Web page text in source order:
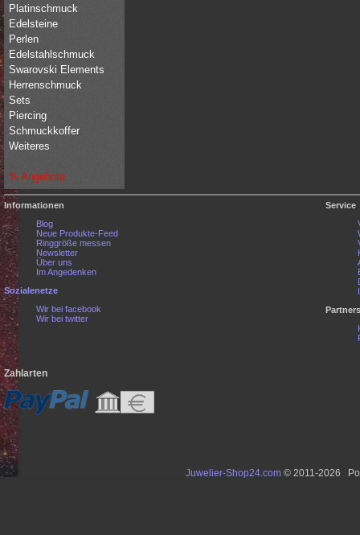
Platinschmuck
Edelsteine
Perlen
Edelstahlschmuck
Swarovski Elements
Herrenschmuck
Sets
Piercing
Schmuckkoffer
Weiteres
% Angebote
Informationen
Blog
Neue Produkte-Feed
Ringgröße messen
Newsletter
Über uns
Im Angedenken
Sozialenetze
Wir bei facebook
Wir bei twitter
Service
Zahlarten
Juwelier-Shop24.com© 2011-2026